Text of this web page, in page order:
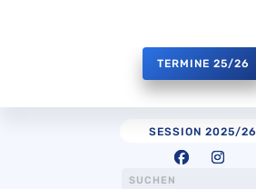
TERMINE 25/26
SESSION 2025/26